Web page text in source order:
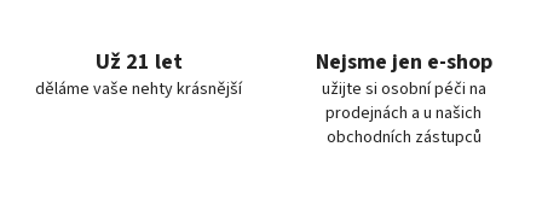
Už 21 let
děláme vaše nehty krásnější
Nejsme jen e-shop
užijte si osobní péči na
prodejnách a u našich
obchodních zástupců